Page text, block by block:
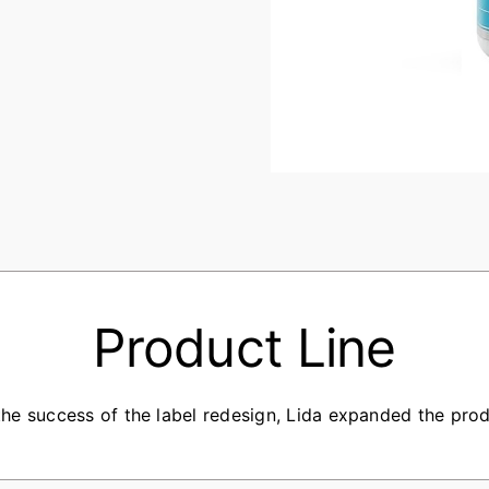
Product Line
success of the label redesign, Lida expanded the